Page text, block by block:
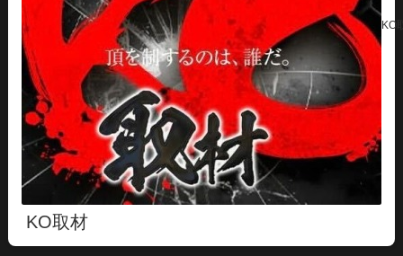
KO
KO取材